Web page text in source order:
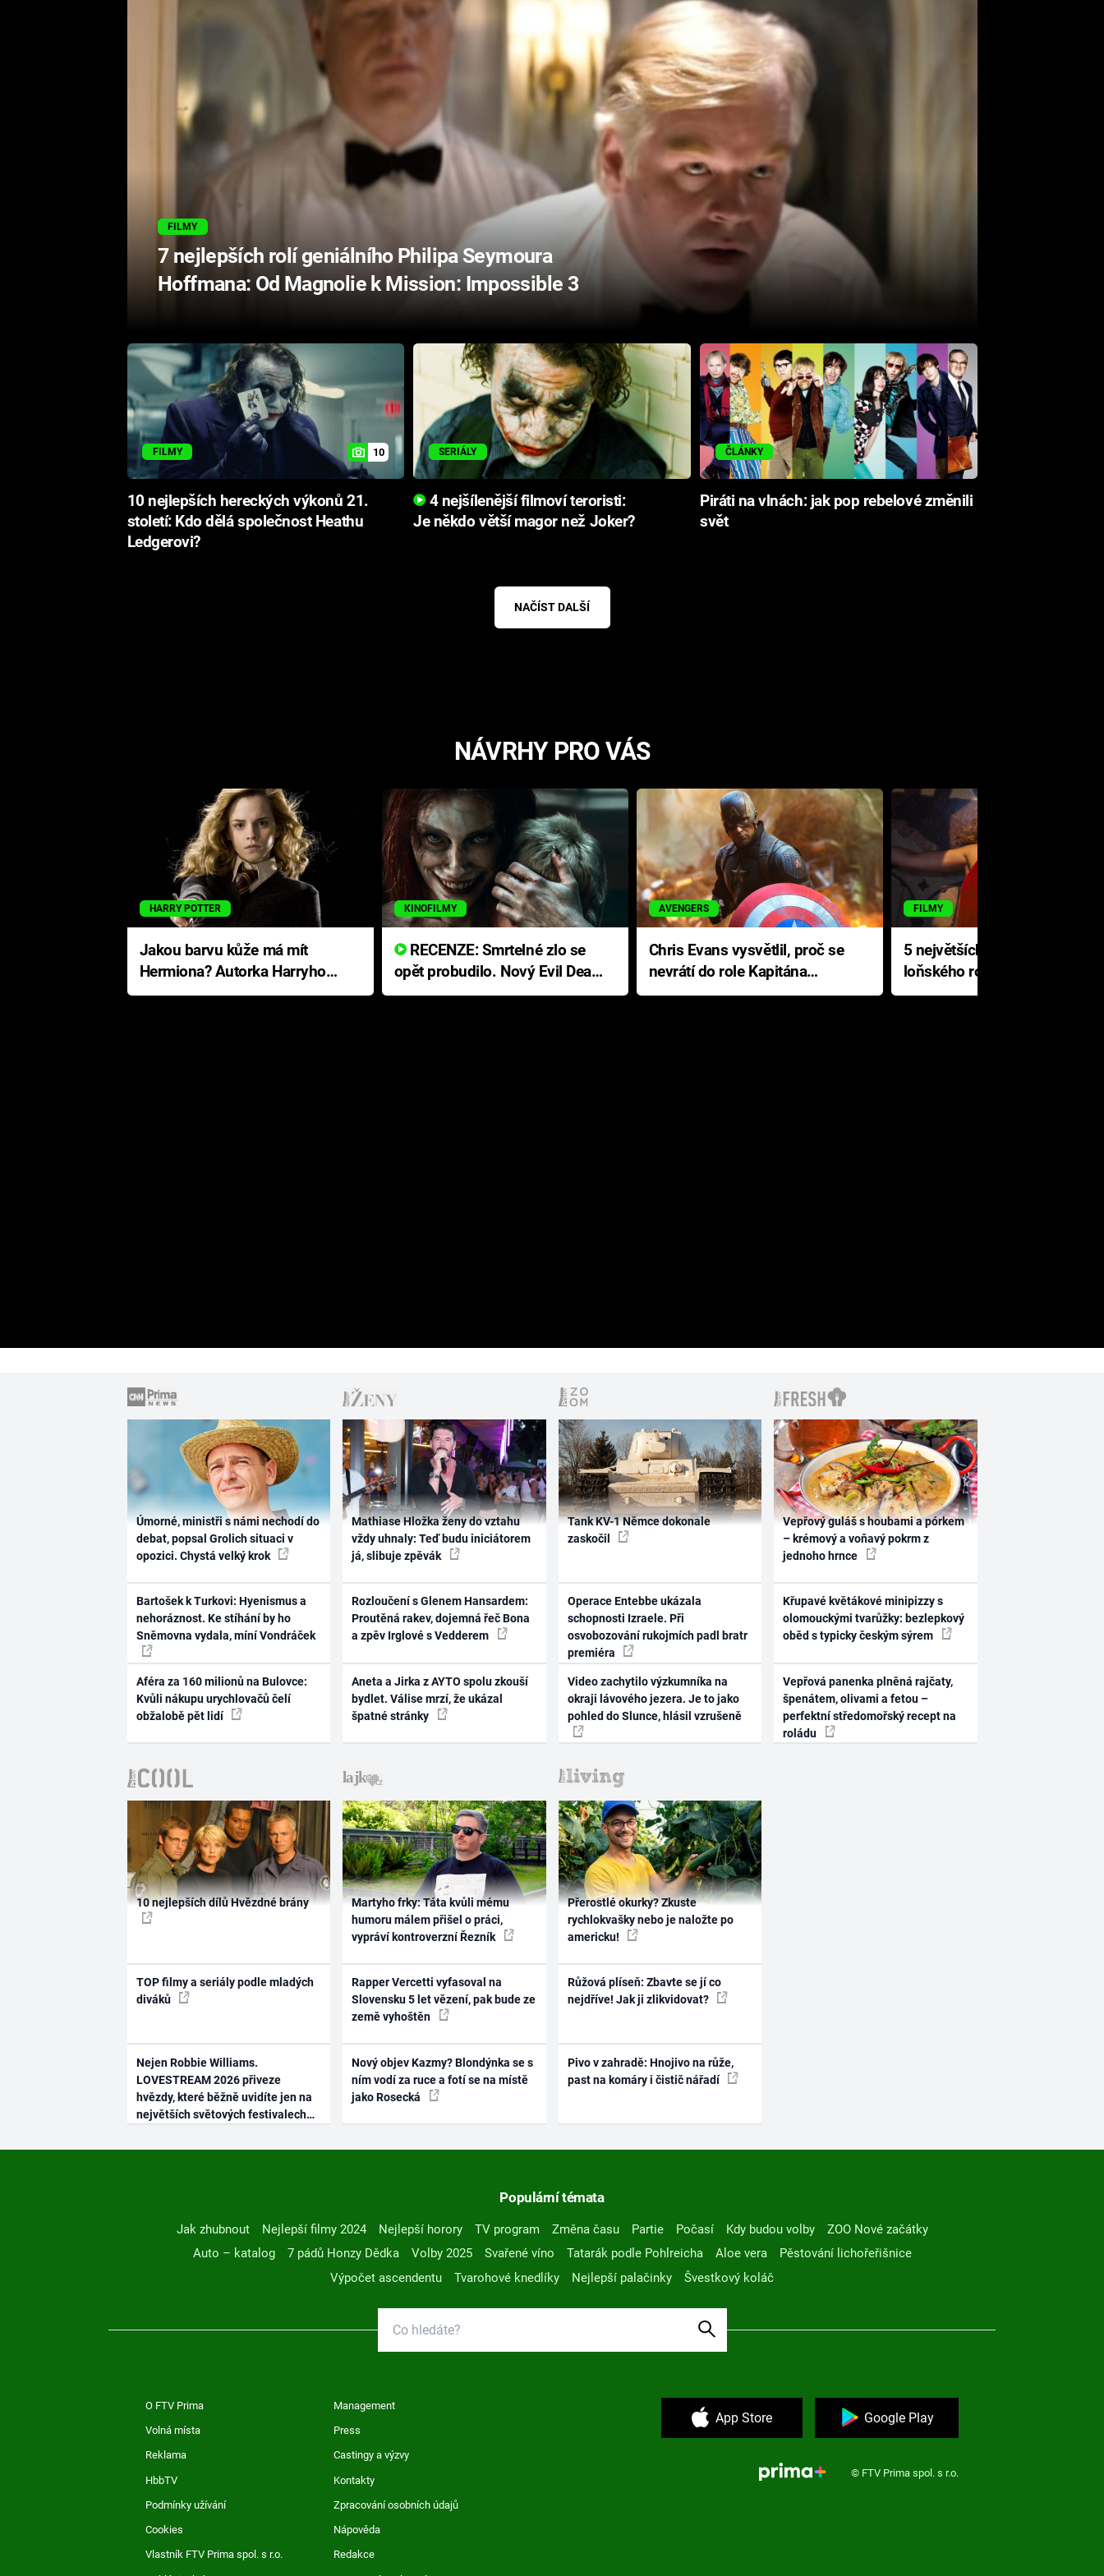
FILMY
7 nejlepších rolí geniálního Philipa Seymoura
Hoffmana: Od Magnolie k Mission: Impossible 3
FILMY 10
10 nejlepších hereckých výkonů 21.
století: Kdo dělá společnost Heathu
Ledgerovi?
SERIÁLY
4 nejšílenější filmoví teroristi:
Je někdo větší magor než Joker?
ČLÁNKY
Piráti na vlnách: jak pop rebelové změnili
svět
NAČÍST DALŠÍ
NÁVRHY PRO VÁS
HARRY POTTER
Jakou barvu kůže má mít
Hermiona? Autorka Harryho
Pottera přišla s ráznou
KINOFILMY
RECENZE: Smrtelné zlo se
opět probudilo. Nový Evil Dead
přichází s neodolatelnou
AVENGERS
Chris Evans vysvětlil, proč se
nevrátí do role Kapitána
Ameriky
FILMY
5 největších propadáků
loňského roku: Disney na
jediné katastrofě prodělal 200
Úmorné, ministři s námi nechodí do
debat, popsal Grolich situaci v
opozici. Chystá velký krok
Bartošek k Turkovi: Hyenismus a
nehoráznost. Ke stíhání by ho
Sněmovna vydala, míní Vondráček
Aféra za 160 milionů na Bulovce:
Kvůli nákupu urychlovačů čelí
obžalobě pět lidí
Mathiase Hložka ženy do vztahu
vždy uhnaly: Teď budu iniciátorem
já, slibuje zpěvák
Rozloučení s Glenem Hansardem:
Proutěná rakev, dojemná řeč Bona
a zpěv Irglové s Vedderem
Aneta a Jirka z AYTO spolu zkouší
bydlet. Válise mrzí, že ukázal
špatné stránky
Tank KV-1 Němce dokonale
zaskočil
Operace Entebbe ukázala
schopnosti Izraele. Při
osvobozování rukojmích padl bratr
premiéra
Video zachytilo výzkumníka na
okraji lávového jezera. Je to jako
pohled do Slunce, hlásil vzrušeně
Vepřový guláš s houbami a pórkem
– krémový a voňavý pokrm z
jednoho hrnce
Křupavé květákové minipizzy s
olomouckými tvarůžky: bezlepkový
oběd s typicky českým sýrem
Vepřová panenka plněná rajčaty,
špenátem, olivami a fetou –
perfektní středomořský recept na
roládu
10 nejlepších dílů Hvězdné brány
TOP filmy a seriály podle mladých
diváků
Nejen Robbie Williams.
LOVESTREAM 2026 přiveze
hvězdy, které běžně uvidíte jen na
největších světových festivalech
Martyho frky: Táta kvůli mému
humoru málem přišel o práci,
vypráví kontroverzní Řezník
Rapper Vercetti vyfasoval na
Slovensku 5 let vězení, pak bude ze
země vyhoštěn
Nový objev Kazmy? Blondýnka se s
ním vodí za ruce a fotí se na místě
jako Rosecká
Přerostlé okurky? Zkuste
rychlokvašky nebo je naložte po
americku!
Růžová plíseň: Zbavte se jí co
nejdříve! Jak ji zlikvidovat?
Pivo v zahradě: Hnojivo na růže,
past na komáry i čistič nářadí
Populární témata
Jak zhubnout Nejlepší filmy 2024 Nejlepší horory TV program Změna času Partie Počasí Kdy budou volby
ZOO Nové začátky
Auto – katalog
7 pádů Honzy Dědka Volby 2025 Svařené víno Tatarák podle Pohlreicha Aloe vera
Pěstování lichořeřišnice
Výpočet ascendentu
Tvarohové knedlíky Nejlepší palačinky Švestkový koláč
O FTV Prima Management
Volná místa Press
Reklama Castingy a výzvy
HbbTV Kontakty
Podmínky užívání Zpracování osobních údajů
Cookies Nápověda
Vlastník FTV Prima spol. s r.o. Redakce
App Store Google Play
© FTV Prima spol. s r.o.